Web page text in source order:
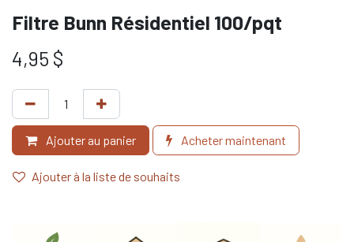
Filtre Bunn Résidentiel 100/pqt
4,95 $
Ajouter au panier Acheter maintenant
Ajouter à la liste de souhaits